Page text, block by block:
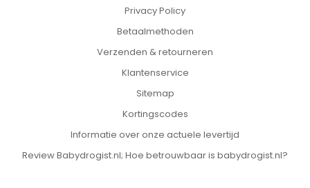
Privacy Policy
Betaalmethoden
Verzenden & retourneren
Klantenservice
Sitemap
Kortingscodes
Informatie over onze actuele levertijd
Review Babydrogist.nl; Hoe betrouwbaar is babydrogist.nl?